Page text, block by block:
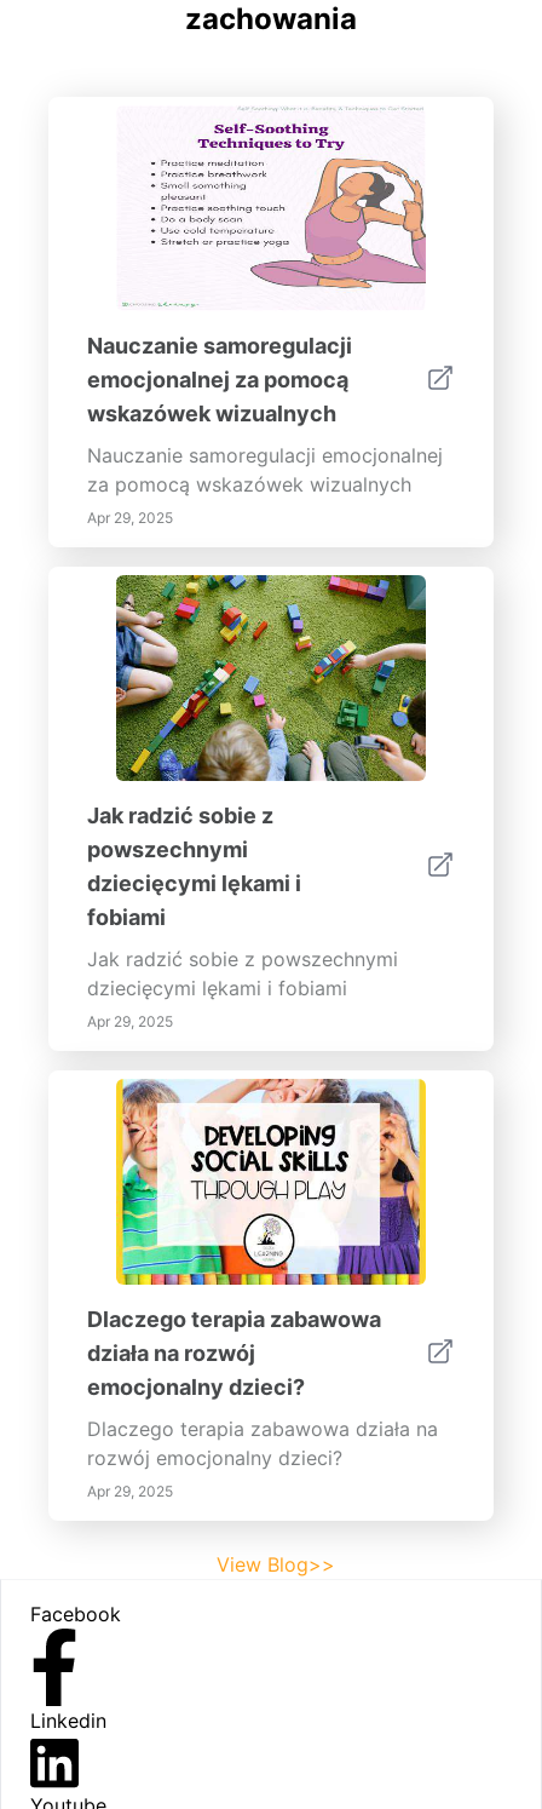
zachowania
Nauczanie samoregulacji
emocjonalnej za pomocą
wskazówek wizualnych
Nauczanie samoregulacji emocjonalnej
za pomocą wskazówek wizualnych
Apr 29, 2025
Jak radzić sobie z
powszechnymi
dziecięcymi lękami i
fobiami
Jak radzić sobie z powszechnymi
dziecięcymi lękami i fobiami
Apr 29, 2025
Dlaczego terapia zabawowa
działa na rozwój
emocjonalny dzieci?
Dlaczego terapia zabawowa działa na
rozwój emocjonalny dzieci?
Apr 29, 2025
View Blog>>
Facebook
Linkedin